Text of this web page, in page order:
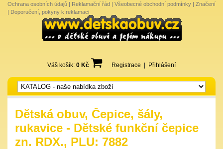
Ochrana osobních údajů | Reklamační řád | Všeobecné obchodní podmínky | Značení
| Doporučení, pokyny k reklamaci
Váš košík: 0 Kč Registrace Přihlášení
Dětská obuv, Čepice, šály,
rukavice - Dětské funkční čepice
zn. RDX., PLU: 7882